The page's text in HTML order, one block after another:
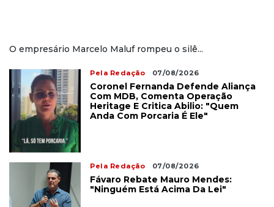
O empresário Marcelo Maluf rompeu o silê...
Pela Redação 07/08/2026
Coronel Fernanda Defende Aliança
Com MDB, Comenta Operação
Heritage E Critica Abilio: "Quem
Anda Com Porcaria É Ele"
Pela Redação 07/08/2026
Fávaro Rebate Mauro Mendes:
"Ninguém Está Acima Da Lei"